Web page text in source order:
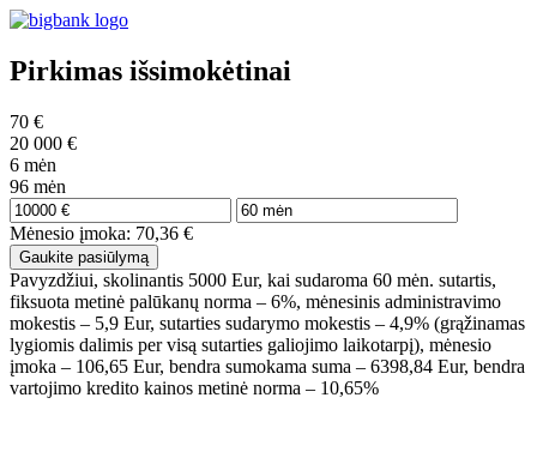
Pirkimas išsimokėtinai
70 €
20 000 €
6 mėn
96 mėn
Mėnesio įmoka: 70,36 €
Gaukite pasiūlymą
Pavyzdžiui, skolinantis 5000 Eur, kai sudaroma 60 mėn. sutartis,
fiksuota metinė palūkanų norma – 6%, mėnesinis administravimo
mokestis – 5,9 Eur, sutarties sudarymo mokestis – 4,9% (grąžinamas
lygiomis dalimis per visą sutarties galiojimo laikotarpį), mėnesio
įmoka – 106,65 Eur, bendra sumokama suma – 6398,84 Eur, bendra
vartojimo kredito kainos metinė norma – 10,65%